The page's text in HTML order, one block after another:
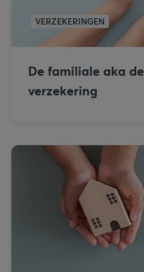
VERZEKERINGEN
De familiale aka
verzekering